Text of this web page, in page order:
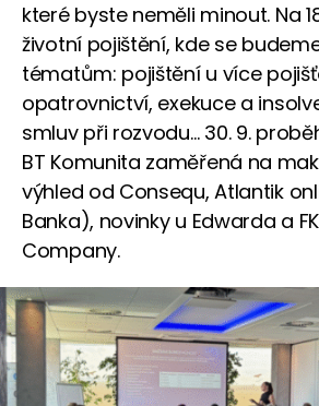
které byste neměli minout. Na
životní pojištění, kde se
tématům: pojištění u více
opatrovnictví, exekuce a
smluv při rozvodu… 30. 9.
BT Komunita zaměřená na
výhled od Consequ, Atlantik
Banka), novinky u Edwarda a
Company.